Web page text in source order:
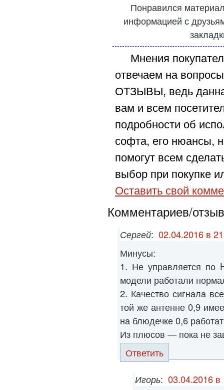
Понравился
информацией с
Мнения
отвечаем на
ОТЗЫВЫ, ведь
вам и всем
подробности об
софта, его нюансы,
помогут всем
выбор при покупке
Оставить свой
Комментариев/
Сергей: 02.04.2016 в
Минусы:
1. Не управляется по
модели работали
2. Качество сигнала
той же антенне 0,9
на блюдечке 0,6
Из плюсов — пока не
Ответить
Игорь: 03.04.2016 в